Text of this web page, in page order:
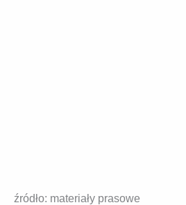
źródło: materiały prasowe